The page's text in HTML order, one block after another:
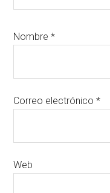
Nombre*
Correo electrónico*
Web